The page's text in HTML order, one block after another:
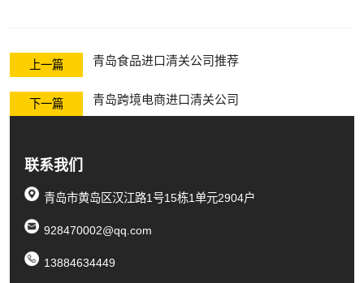
上一篇 青岛食品进口清关公司推荐
下一篇 青岛跨境电商进口清关公司
联系我们
青岛市黄岛区汉江路1号15栋1单元2904户
928470002@qq.com
13884634449